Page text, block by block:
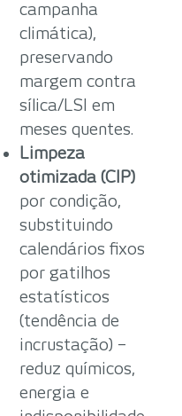
campanha
climática),
preservando
margem contra
sílica/LSI em
meses quentes.
Limpeza
otimizada (CIP)
por condição,
substituindo
calendários fixos
por gatilhos
estatísticos
(tendência de
incrustação) –
reduz químicos,
energia e